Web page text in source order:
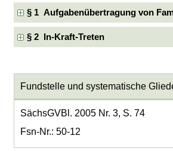
§ 1 Aufgabenübertragung von
§ 2 In-Kraft-Treten
Fundstelle und systematische
SächsGVBl. 2005 Nr. 3, S. 74
Fsn-Nr.: 50-12